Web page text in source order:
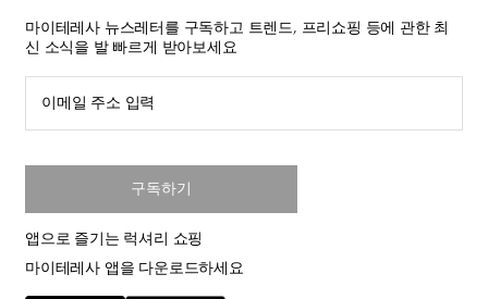
마이테레사 뉴스레터를 구독하고 트렌드, 프리쇼핑 등에 관한 최
신 소식을 발 빠르게 받아보세요
이메일 주소 입력
구독하기
앱으로 즐기는 럭셔리 쇼핑
마이테레사 앱을 다운로드하세요